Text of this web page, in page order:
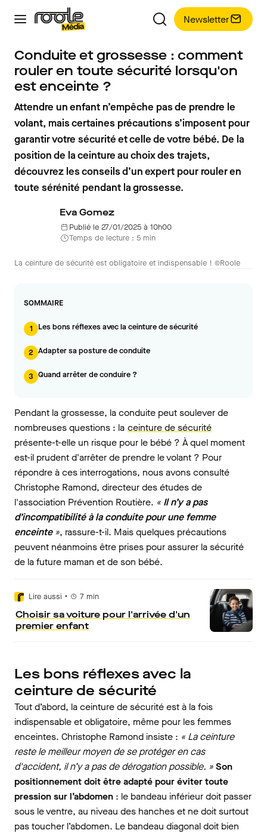
Newsletter
Conduite et grossesse : comment
rouler en toute sécurité lorsqu'on
est enceinte ?
Attendre un enfant n’empêche pas de prendre le
volant, mais certaines précautions s’imposent pour
garantir votre sécurité et celle de votre bébé. De la
position de la ceinture au choix des trajets,
découvrez les conseils d’un expert pour rouler en
toute sérénité pendant la grossesse.
Eva Gomez
Publié le 27/01/2025 à 10h00
Temps de lecture : 5 min
La ceinture de sécurité est obligatoire et indispensable ! ©Roole
SOMMAIRE
1 Les bons réflexes avec la ceinture de sécurité
2 Adapter sa posture de conduite
3 Quand arrêter de conduire ?
Pendant la grossesse, la conduite peut soulever de
nombreuses questions : la ceinture de sécurité
présente-t-elle un risque pour le bébé ? À quel moment
est-il prudent d'arrêter de prendre le volant ? Pour
répondre à ces interrogations, nous avons consulté
Christophe Ramond, directeur des études de
l'association Prévention Routière. «Il n’y a pas
d’incompatibilité à la conduite pour une femme
enceinte», rassure-t-il. Mais quelques précautions
peuvent néanmoins être prises pour assurer la sécurité
de la future maman et de son bébé.
Lire aussi • 7 min
Choisir sa voiture pour l'arrivée d'un
premier enfant
Les bons réflexes avec la
ceinture de sécurité
Tout d’abord, la ceinture de sécurité est à la fois
indispensable et obligatoire, même pour les femmes
enceintes. Christophe Ramond insiste : « La ceinture
reste le meilleur moyen de se protéger en cas
d'accident, il n’y a pas de dérogation possible. »Son
positionnement doit être adapté pour éviter toute
pression sur l’abdomen : le bandeau inférieur doit passer
sous le ventre, au niveau des hanches et ne doit surtout
pas toucher l’abdomen. Le bandeau diagonal doit bien